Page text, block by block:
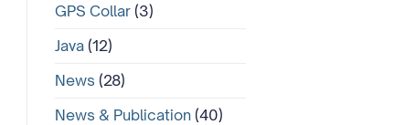
GPS Collar (3)
Java (12)
News (28)
News & Publication (40)